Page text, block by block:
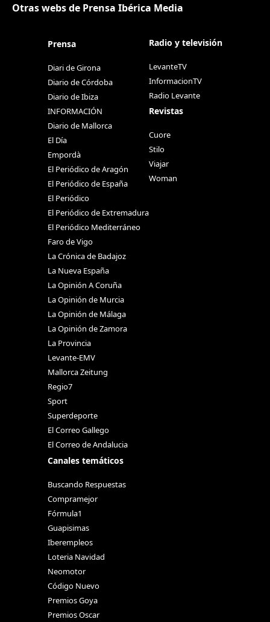
Otras webs de Prensa Ibérica Media
Prensa
Diari de Girona
Diario de Córdoba
Diario de Ibiza
INFORMACIÓN
Diario de Mallorca
El Día
Empordà
El Periódico de Aragón
El Periódico de España
El Periódico
El Periódico de Extremadura
El Periódico Mediterráneo
Faro de Vigo
La Crónica de Badajoz
La Nueva España
La Opinión A Coruña
La Opinión de Murcia
La Opinión de Málaga
La Opinión de Zamora
La Provincia
Levante-EMV
Mallorca Zeitung
Regio7
Sport
Superdeporte
El Correo Gallego
El Correo de Andalucia
Canales temáticos
Buscando Respuestas
Compramejor
Fórmula1
Guapisimas
Iberempleos
Loteria Navidad
Neomotor
Código Nuevo
Premios Goya
Premios Oscar
Radio y televisión
LevanteTV
InformacionTV
Radio Levante
Revistas
Cuore
Stilo
Viajar
Woman